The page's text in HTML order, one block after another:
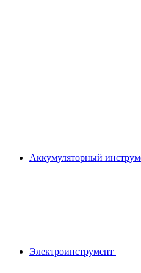
Аккумуляторный
Электроинструмент